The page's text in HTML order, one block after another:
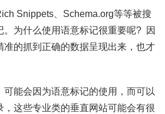
Snippets、Schema.org等等被搜
。为什么使用语意标记很重要呢? 因
准的抓到正确的数据呈现出来，也才
能会因为语意标记的使用，而可以
，这些专业类的垂直网站可能会有很